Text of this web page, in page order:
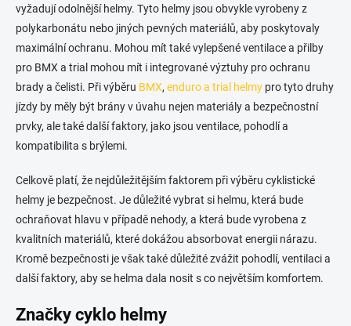
vyžadují odolnější helmy. Tyto helmy jsou obvykle vyrobeny z
polykarbonátu nebo jiných pevných materiálů, aby poskytovaly
maximální ochranu. Mohou mít také vylepšené ventilace a přilby
pro BMX a trial mohou mít i integrované výztuhy pro ochranu
brady a čelisti. Při výběru BMX, enduro a trial helmy pro tyto druhy
jízdy by měly být brány v úvahu nejen materiály a bezpečnostní
prvky, ale také další faktory, jako jsou ventilace, pohodlí a
kompatibilita s brýlemi.
Celkově platí, že nejdůležitějším faktorem při výběru cyklistické
helmy je bezpečnost. Je důležité vybrat si helmu, která bude
ochraňovat hlavu v případě nehody, a která bude vyrobena z
kvalitních materiálů, které dokážou absorbovat energii nárazu.
Kromě bezpečnosti je však také důležité zvážit pohodlí, ventilaci a
další faktory, aby se helma dala nosit s co největším komfortem.
Značky cyklo helmy